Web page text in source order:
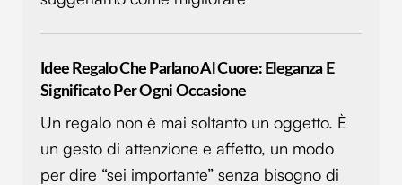
nostri partner che si occupano di analisi dei dati web,
pubblicità e social media, i quali potrebbero combinarle
raccolto dal tuo utilizzo dei loro servizi.
Idee Regalo Che Parlano Al Cuore: Eleganza E
Significato Per Ogni Occasione
Un regalo non è mai soltanto un oggetto. È
un gesto di attenzione e affetto, un modo
per dire “sei importante” senza bisogno di